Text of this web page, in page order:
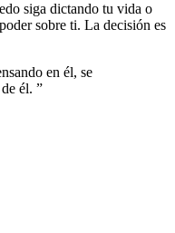
siga dictando tu vida o
sobre ti. La decisión es
en él, se
él. ”